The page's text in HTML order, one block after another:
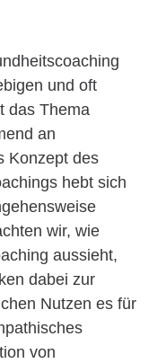
und oft
das Thema
an
Konzept des
hebt sich
wir, wie
aussieht,
dabei zur
Nutzen es für
von